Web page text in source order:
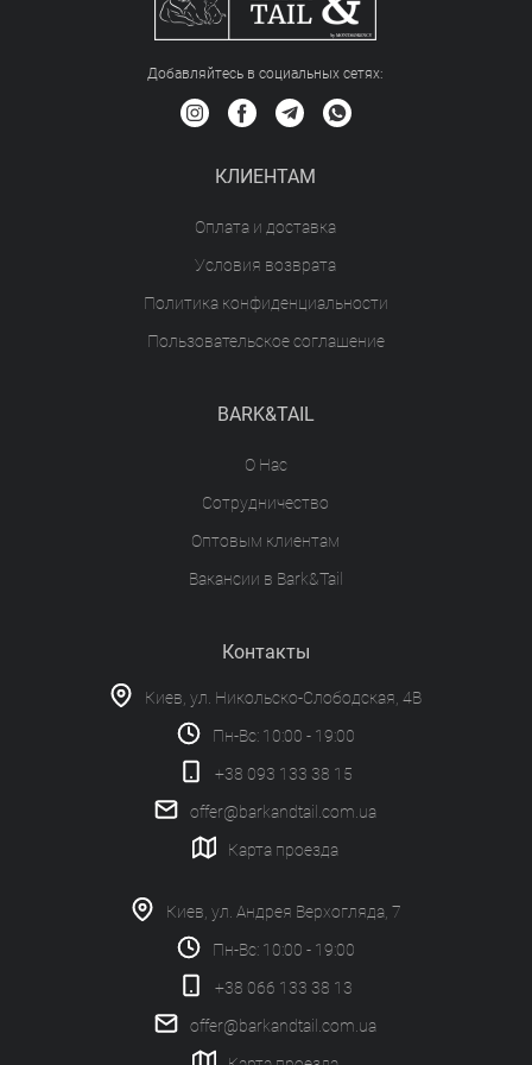
Добавляйтесь в социальных сетяx:
КЛИЕНТАМ
Оплата и доставка
Условия возврата
Политика конфиденциальности
Пользовательское соглашение
BARK&TAIL
О Нас
Сотрудничество
Оптовым клиентам
Вакансии в Bark&Tail
Контакты
Киев, ул. Никольско-Слободская, 4В
Пн-Вс: 10:00 - 19:00
+38 093 133 38 15
offer@barkandtail.com.ua
Карта проезда
Киев, ул. Андрея Верхогляда, 7
Пн-Вс: 10:00 - 19:00
+38 066 133 38 13
offer@barkandtail.com.ua